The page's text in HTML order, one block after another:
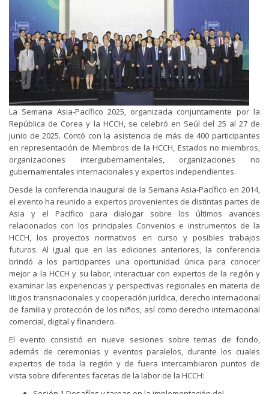
La Semana Asia-Pacífico 2025, organizada conjuntamente por la
República de Corea y la HCCH, se celebró en Seúl del 25 al 27 de
junio de 2025. Contó con la asistencia de más de 400 participantes
en representación de Miembros de la HCCH, Estados no miembros,
organizaciones intergubernamentales, organizaciones no
gubernamentales internacionales y expertos independientes.
Desde la conferencia inaugural de la Semana Asia-Pacífico en 2014,
el evento ha reunido a expertos provenientes de distintas partes de
Asia y el Pacífico para dialogar sobre los últimos avances
relacionados con los principales Convenios e instrumentos de la
HCCH, los proyectos normativos en curso y posibles trabajos
futuros. Al igual que en las ediciones anteriores, la conferencia
brindó a los participantes una oportunidad única para conocer
mejor a la HCCH y su labor, interactuar con expertos de la región y
examinar las experiencias y perspectivas regionales en materia de
litigios transnacionales y cooperación jurídica, derecho internacional
de familia y protección de los niños, así como derecho internacional
comercial, digital y financiero.
El evento consistió en nueve sesiones sobre temas de fondo,
además de ceremonias y eventos paralelos, durante los cuales
expertos de toda la región y de fuera intercambiaron puntos de
vista sobre diferentes facetas de la labor de la HCCH: